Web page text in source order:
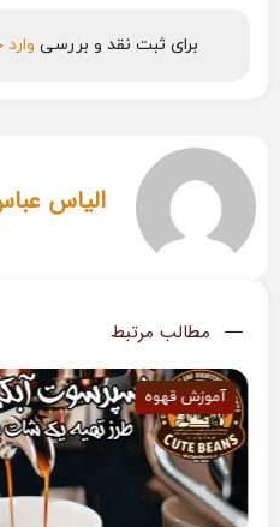
برای ثبت نقد و بررسی
الیاس
مطالب مرتبط
آموزش قهوه